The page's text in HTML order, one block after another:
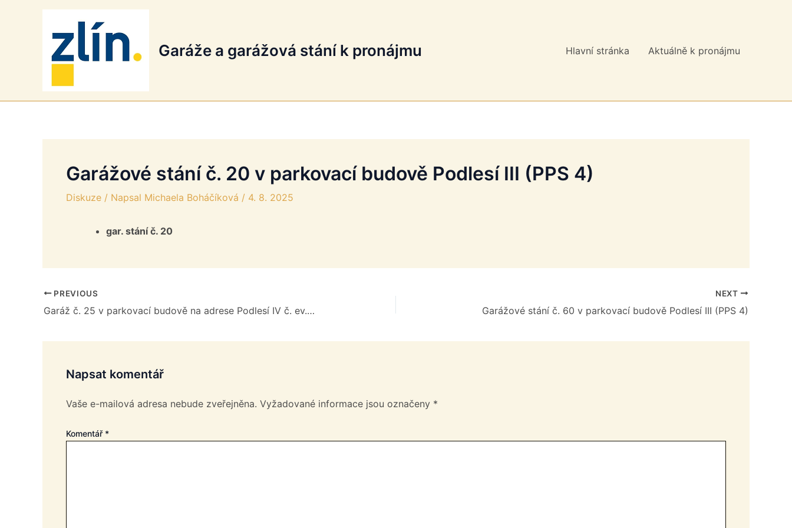
Garáže a garážová stání k pronájmu Hlavní stránka Aktuálně k pronájmu
Garážové stání č. 20 v parkovací budově Podlesí III (PPS 4)
Diskuze / Napsal Michaela Boháčíková / 4. 8. 2025
gar. stání č. 20
PREVIOUS
Garáž č. 25 v parkovací budově na adrese Podlesí IV č. ev. 3559
NEXT
Garážové stání č. 60 v parkovací budově Podlesí III (PPS 4)
Napsat komentář
Vaše e-mailová adresa nebude zveřejněna. Vyžadované informace jsou označeny *
Komentář *